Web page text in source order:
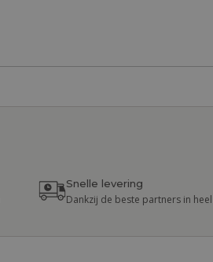
Snelle levering
Dankzij de beste partners in